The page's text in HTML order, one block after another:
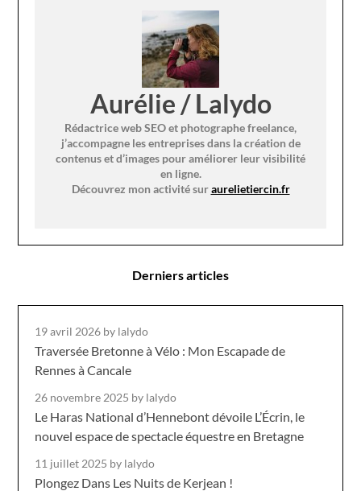
Aurélie / Lalydo
Rédactrice web SEO et photographe freelance,
j’accompagne les entreprises dans la création de
contenus et d’images pour améliorer leur visibilité
en ligne.
Découvrez mon activité suraurelietiercin.fr
Derniers articles
19 avril 2026 by lalydo
Traversée Bretonne à Vélo : Mon Escapade de
Rennes à Cancale
26 novembre 2025 by lalydo
Le Haras National d’Hennebont dévoile L’Écrin, le
nouvel espace de spectacle équestre en Bretagne
11 juillet 2025 by lalydo
Plongez Dans Les Nuits de Kerjean !